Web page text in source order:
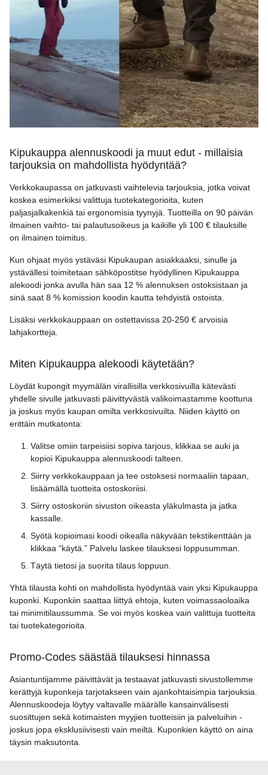
Kipukauppa alennuskoodi ja muut edut - millaisia
tarjouksia on mahdollista hyödyntää?
Verkkokaupassa on jatkuvasti vaihtelevia tarjouksia, jotka voivat
koskea esimerkiksi valittuja tuotekategorioita, kuten
paljasjalkakenkiä tai ergonomisia tyynyjä. Tuotteilla on 90 päivän
ilmainen vaihto- tai palautusoikeus ja kaikille yli 100 € tilauksille
on ilmainen toimitus.
Kun ohjaat myös ystäväsi Kipukaupan asiakkaaksi, sinulle ja
ystävällesi toimitetaan sähköpostitse hyödyllinen Kipukauppa
alekoodi jonka avulla hän saa 12 % alennuksen ostoksistaan ja
sinä saat 8 % komission koodin kautta tehdyistä ostoista.
Lisäksi verkkokauppaan on ostettavissa 20-250 € arvoisia
lahjakortteja.
Miten Kipukauppa alekoodi käytetään?
Löydät kupongit myymälän virallisilla verkkosivuilla kätevästi
yhdelle sivulle jatkuvasti päivittyvästä valikoimastamme koottuna
ja joskus myös kaupan omilta verkkosivuilta. Niiden käyttö on
erittäin mutkatonta:
Valitse omiin tarpeisiisi sopiva tarjous, klikkaa se auki ja
kopioi Kipukauppa alennuskoodi talteen.
Siirry verkkokauppaan ja tee ostoksesi normaaliin tapaan,
lisäämällä tuotteita ostoskoriisi.
Siirry ostoskoriin sivuston oikeasta yläkulmasta ja jatka
kassalle.
Syötä kopioimasi koodi oikealla näkyvään tekstikenttään ja
klikkaa “käytä.” Palvelu laskee tilauksesi loppusumman.
Täytä tietosi ja suorita tilaus loppuun.
Yhtä tilausta kohti on mahdollista hyödyntää vain yksi Kipukauppa
kuponki. Kuponkiin saattaa liittyä ehtoja, kuten voimassaoloaika
tai minimitilaussumma. Se voi myös koskea vain valittuja tuotteita
tai tuotekategorioita.
Promo-Codes säästää tilauksesi hinnassa
Asiantuntijamme päivittävät ja testaavat jatkuvasti sivustollemme
kerättyjä kuponkeja tarjotakseen vain ajankohtaisimpia tarjouksia.
Alennuskoodeja löytyy valtavalle määrälle kansainvälisesti
suosittujen sekä kotimaisten myyjien tuotteisiin ja palveluihin -
joskus jopa eksklusiivisesti vain meiltä. Kuponkien käyttö on aina
täysin maksutonta.